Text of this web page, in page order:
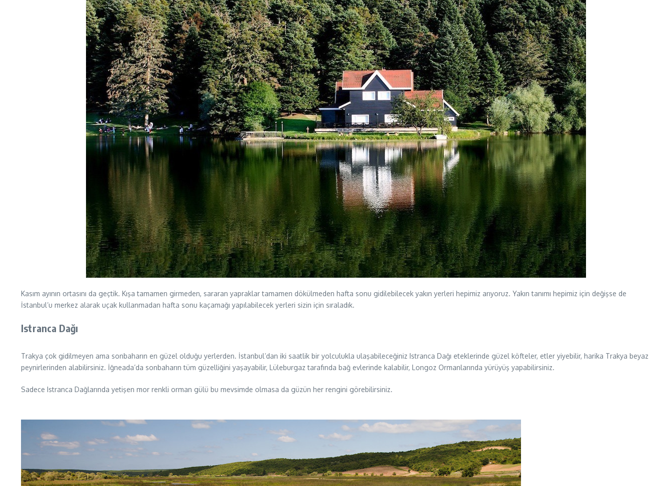
Kasım ayının ortasını da geçtik. Kışa tamamen girmeden, sararan yapraklar tamamen dökülmeden hafta sonu gidilebilecek yakın yerleri hepimiz arıyoruz. Yakın tanımı hepimiz için değişse de
İstanbul’u merkez alarak uçak kullanmadan hafta sonu kaçamağı yapılabilecek yerleri sizin için sıraladık.
Istranca Dağı
Trakya çok gidilmeyen ama sonbaharın en güzel olduğu yerlerden. İstanbul’dan iki saatlik bir yolculukla ulaşabileceğiniz Istranca Dağı eteklerinde güzel köfteler, etler yiyebilir, harika Trakya beyaz
peynirlerinden alabilirsiniz. İğneada’da sonbaharın tüm güzelliğini yaşayabilir, Lüleburgaz tarafında bağ evlerinde kalabilir, Longoz Ormanlarında yürüyüş yapabilirsiniz.
Sadece Istranca Dağlarında yetişen mor renkli orman gülü bu mevsimde olmasa da güzün her rengini görebilirsiniz.